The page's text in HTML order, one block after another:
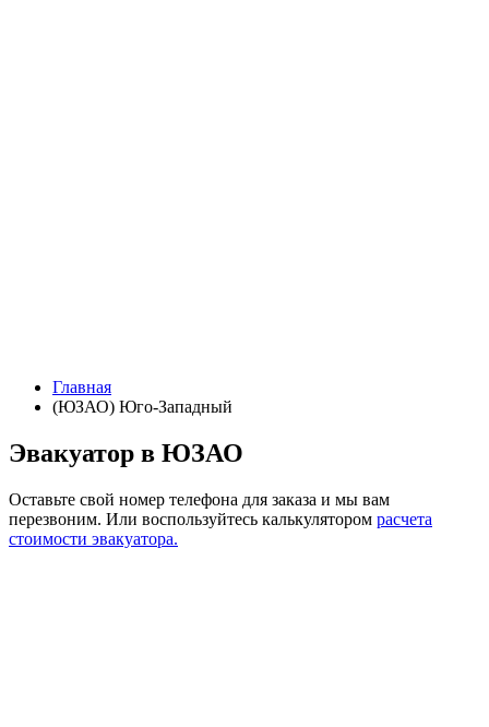
Главная
(ЮЗАО) Юго-Западный
Эвакуатор в ЮЗАО
Оставьте свой номер телефона для заказа и мы вам
перезвоним. Или воспользуйтесь калькулятором расчета
стоимости эвакуатора.